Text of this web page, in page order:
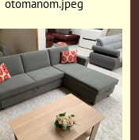
otomanom.jpeg